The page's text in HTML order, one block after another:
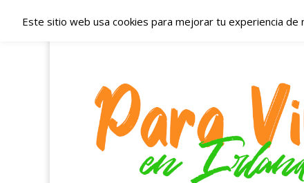
Españoles en
Irlanda –
Blog dedicado a los que viven, estudian y trabajan
Este sitio web usa cookies para mejorar tu experiencia de